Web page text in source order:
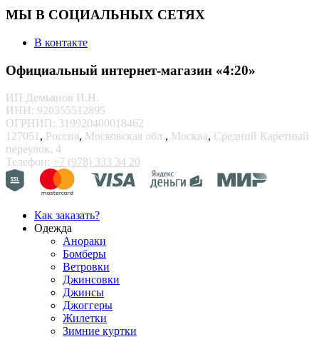
МЫ В СОЦИАЛЬНЫХ СЕТЯХ
В контакте
Официальный интернет-магазин «4:20»
ИП Демьянов И.Н.
ИНН: 920355512895
ОГРНИП: 319920400018462
127051 , Россия, Московская обл., Москва, Средний Каретный
переулок, 4
Телефон: +7 (978) 333 34 20
Как заказать?
Одежда
Анораки
Бомберы
Ветровки
Джинсовки
Джинсы
Джоггеры
Жилетки
Зимние куртки